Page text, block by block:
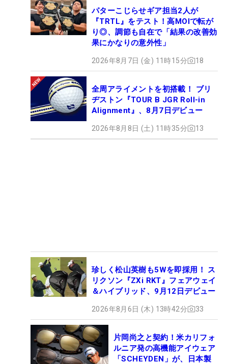
パターこじらせギア担当2人が
『TRTL』をテスト！高MOIで転が
り◎、調節も自在で「結果の改善効
果にかなりの意外性」
2026年8月7日 (金) 11時15分 18
全周アライメントを初搭載！ ブリ
ヂストン『TOUR B JGR Roll-in
Alignment』、8月7日デビュー
2026年8月8日 (土) 11時35分 13
珍しく松山英樹も5Wを即採用！ ス
リクソン『ZXi RKT』フェアウェイ
＆ハイブリッド、9月12日デビュー
2026年8月6日 (木) 13時42分 33
片岡尚之と契約！米カリフォ
ルニア発の高機能アイウェア
「SCHEYDEN」が、日本製